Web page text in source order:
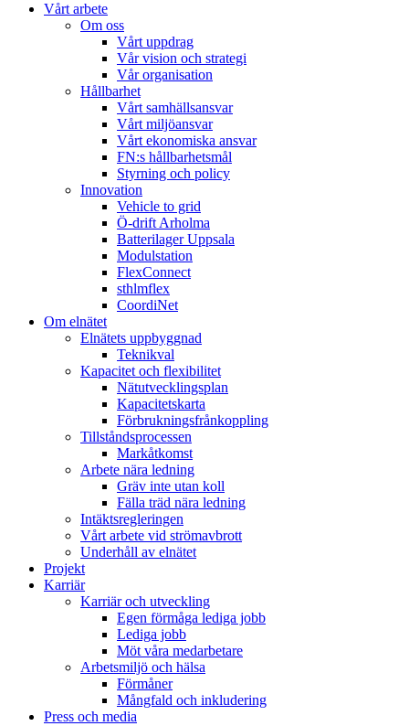
Vårt arbete
Om oss
Vårt uppdrag
Vår vision och strategi
Vår organisation
Hållbarhet
Vårt samhällsansvar
Vårt miljöansvar
Vårt ekonomiska ansvar
FN:s hållbarhetsmål
Styrning och policy
Innovation
Vehicle to grid
Ö-drift Arholma
Batterilager Uppsala
Modulstation
FlexConnect
sthlmflex
CoordiNet
Om elnätet
Elnätets uppbyggnad
Teknikval
Kapacitet och flexibilitet
Nätutvecklingsplan
Kapacitetskarta
Förbrukningsfrånkoppling
Tillståndsprocessen
Markåtkomst
Arbete nära ledning
Gräv inte utan koll
Fälla träd nära ledning
Intäktsregleringen
Vårt arbete vid strömavbrott
Underhåll av elnätet
Projekt
Karriär
Karriär och utveckling
Egen förmåga lediga jobb
Lediga jobb
Möt våra medarbetare
Arbetsmiljö och hälsa
Förmåner
Mångfald och inkludering
Press och media